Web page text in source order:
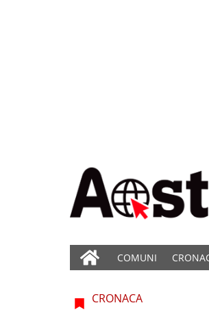
COMUNI
CRONACA